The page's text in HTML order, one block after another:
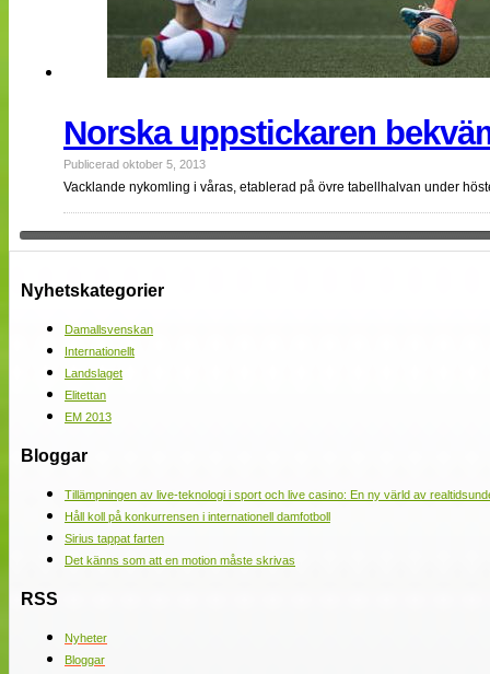
Norska uppstickaren
Publicerad oktober 5, 2013
Vacklande nykomling i våras, etablerad på övre tabellhalvan under
Nyhetskategorier
Damallsvenskan
Internationellt
Landslaget
Elitettan
EM 2013
Bloggar
Tillämpningen av live-teknologi i sport och live casino: En ny värld av
Håll koll på konkurrensen i internationell damfotboll
Sirius tappat farten
Det känns som att en motion måste skrivas
RSS
Nyheter
Bloggar